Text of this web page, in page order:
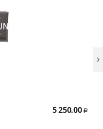
5 250.00 Р
